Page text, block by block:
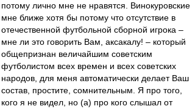
потому лично мне не нравятся. Винокуровские
мне ближе хотя бы потому что отсутствие в
отечественной футбольной сборной игрока –
мне ли это говорить Вам, аксакалу! – который
общепризнан величайшим советским
футболистом всех времен и всех советских
народов, для меня автоматически делает Ваш
состав, простите, сомнительным. Я про того,
кого я не видел, но (а) про кого слышал от